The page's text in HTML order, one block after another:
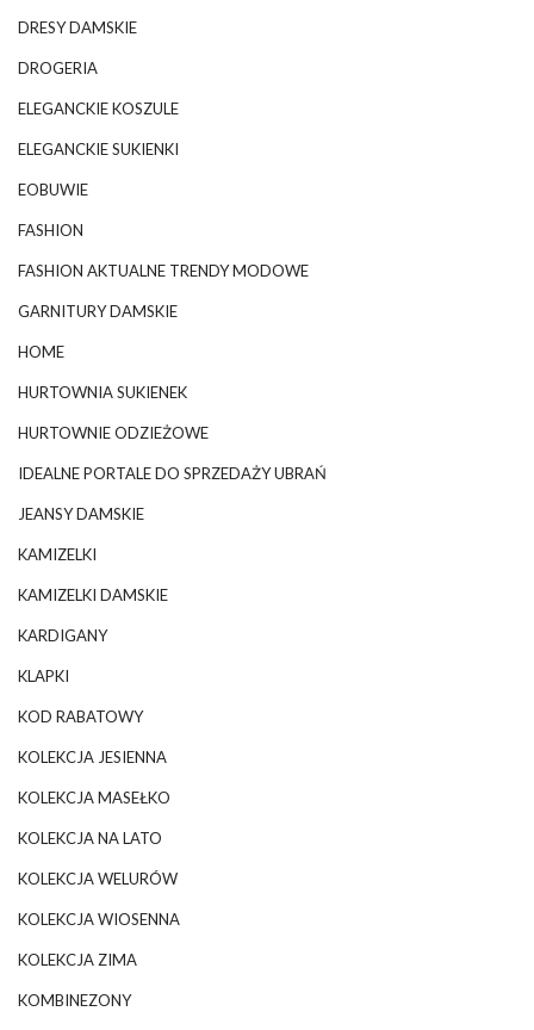
DRESY DAMSKIE
DROGERIA
ELEGANCKIE KOSZULE
ELEGANCKIE SUKIENKI
EOBUWIE
FASHION
FASHION AKTUALNE TRENDY MODOWE
GARNITURY DAMSKIE
HOME
HURTOWNIA SUKIENEK
HURTOWNIE ODZIEŻOWE
IDEALNE PORTALE DO SPRZEDAŻY UBRAŃ
JEANSY DAMSKIE
KAMIZELKI
KAMIZELKI DAMSKIE
KARDIGANY
KLAPKI
KOD RABATOWY
KOLEKCJA JESIENNA
KOLEKCJA MASEŁKO
KOLEKCJA NA LATO
KOLEKCJA WELURÓW
KOLEKCJA WIOSENNA
KOLEKCJA ZIMA
KOMBINEZONY